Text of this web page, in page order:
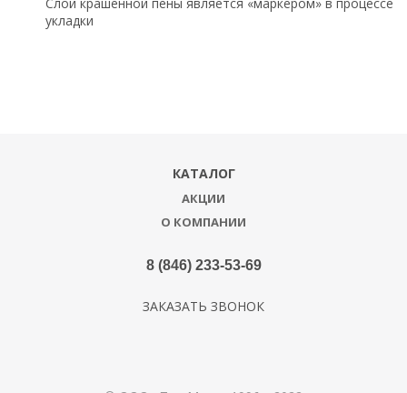
укладки
КАТАЛОГ
АКЦИИ
О КОМПАНИИ
8 (846) 233-53-69
ЗАКАЗАТЬ ЗВОНОК